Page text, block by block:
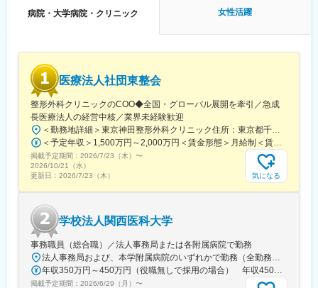
駅、三島田町駅、市役所前駅(長野県)、金沢駅、あすなろう四日市
線)、なんば駅(地下鉄)、高槻駅、梅田駅(地下鉄)、宮之阪駅、大阪
駅、高知橋駅、眉山ロープウェイ山麓駅、天神駅、小倉駅(福岡
県)、東比恵駅、鹿児島中央駅、水道町駅、五島町駅、旭橋駅、西
早稲田駅、末広町駅(東京都)、立川南駅、高輪ゲートウェイ駅、九
品仏駅、新高島駅、東宿郷駅、葭川公園駅、大神宮下駅、大通
駅、仙台駅、栄町駅(愛知県)、国際センター駅、日吉町駅、第一通
り駅、三島駅、七ツ屋駅、富山駅、福井城址大名町駅、なんば駅
(南海線)、大阪駅、天王寺駅、西大橋駅、五条駅(京都市営)、京都
河原町駅、神戸三宮駅(阪神)、本通駅、高松駅(香川県)、南堀端
駅、はりまや橋駅、旦過駅、高見橋駅、熊本城・市役所前駅、長
病院・大学病院・クリニック 女性活躍
医療法人社団東整会
整形外科クリニックのCOO◆全国・グローバル展開を牽引／急成
長医療法人の経営中核／業界未経験歓迎
＜勤務地詳細＞東京神田整形外科クリニック住所：東京都千代田区鍛冶町2丁目8-6 メディカルプライム神田3F勤務地最寄駅：JR山手線／神田駅受動喫煙対策：屋内全面禁煙変更の範囲：会社の定める事業所
＜予定年収＞1,500万円～2,000万円＜賃金形態＞月給制＜賃金内訳＞月額（基本給）：1,200,000円～1,500,000円＜月給＞1,200,000円～1,500,000円＜昇給有無＞有＜残業手当＞有＜給与補足＞※経験やスキルを考慮して決定します。■昇給：年1回■賞与：年2回賃金はあくまでも目安の金額であり、選考を通じて上下する可能性があります。月給(月額)は固定手当を含めた表記です。
掲載予定期間： 2026/7/23（木） 〜
2026/10/21（水）
更新日： 2026/7/23（木） 気になる
学校法人関西医科大学
事務職員（総合職）／法人事務局または各附属病院で勤務
法人事務局および、本学附属病院のいずれかで勤務（全勤務地、最寄り駅から徒歩5分以内）【関西医科大学 法人事務局】大阪府枚方市新町2丁目5-1■京阪本線 枚方市駅～徒歩5分※京阪 枚方市駅まで…・京阪 京橋駅から特急乗車14分・京阪 中書島駅から特急乗車16分【附属病院】大阪府枚方市新町2丁目3-1■京阪本線 枚方市駅～徒歩3分【総合医療センター】大阪府守口市文園町10-15■京阪本線 滝井駅～徒歩3分■地下鉄谷町線・今里筋線 太子橋今市駅～徒歩5分 ※京阪 滝井駅まで… ・京阪 京橋駅から各停乗車9分 ※谷町線 太子橋今市駅まで…・谷町線 大日駅から乗車8分・谷町線 東梅田駅から乗車13分【香里病院】大阪府寝屋川市香里本通町8-45■京阪本線 香里園駅～徒歩1分 ※京阪 香里園駅まで… ・京阪 京橋駅・樟葉駅から準急乗車15分 ・京阪中書島駅から準急乗車35分（特急乗車、枚方市駅で乗り換えると25分） ◎経験・能力など適性を考慮し配属します。 ※転居を伴う転勤なし※U・Iターン歓迎
年収350万円～450万円（役職無しで採用の場合） 年収450万円～550万円（主任級で採用の場合）
掲載予定期間： 2026/6/29（月） 〜